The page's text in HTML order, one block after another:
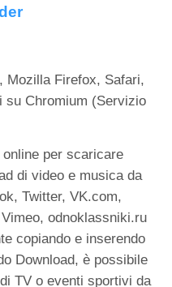
Mozilla Firefox, Safari,
su Chromium (Servizio
per scaricare
di video e musica da
Twitter, VK.com,
odnoklassniki.ru
copiando e inserendo
Download, è possibile
TV o eventi sportivi da